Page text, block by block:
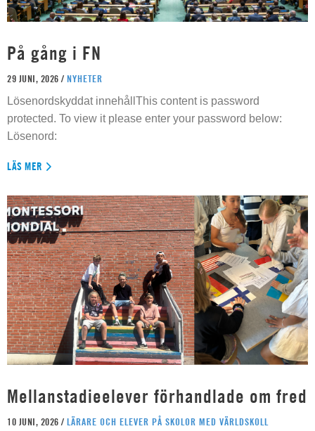
På gång i FN
29 JUNI, 2026 / NYHETER
Lösenordskyddat innehållThis content is password
protected. To view it please enter your password below:
Lösenord:
LÄS MER
Mellanstadieelever förhandlade om fred
10 JUNI, 2026 / LÄRARE OCH ELEVER PÅ SKOLOR MED VÄRLDSKOLL